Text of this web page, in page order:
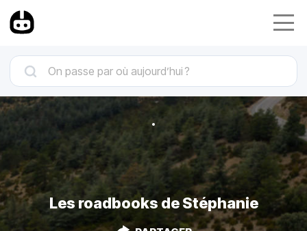
Les roadbooks de Stéphanie